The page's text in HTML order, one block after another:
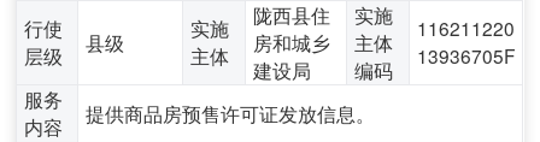
行使
层级
县级
实施
主体
陇西县住
房和城乡
建设局
实施
主体
编码
116211220
13936705F
服务
内容
提供商品房预售许可证发放信息。